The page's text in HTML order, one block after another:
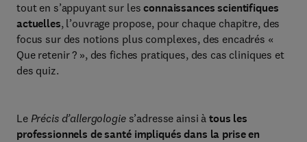
tout en s’appuyant sur lesconnaissances scientifiques
actuelles, l’ouvrage propose, pour chaque chapitre, des
focus sur des notions plus complexes, des encadrés «
Que retenir ? », des fiches pratiques, des cas cliniques et
des quiz.
Le Précis d’allergologies’adresse ainsi à tous les
professionnels de santé impliqués dans la prise en